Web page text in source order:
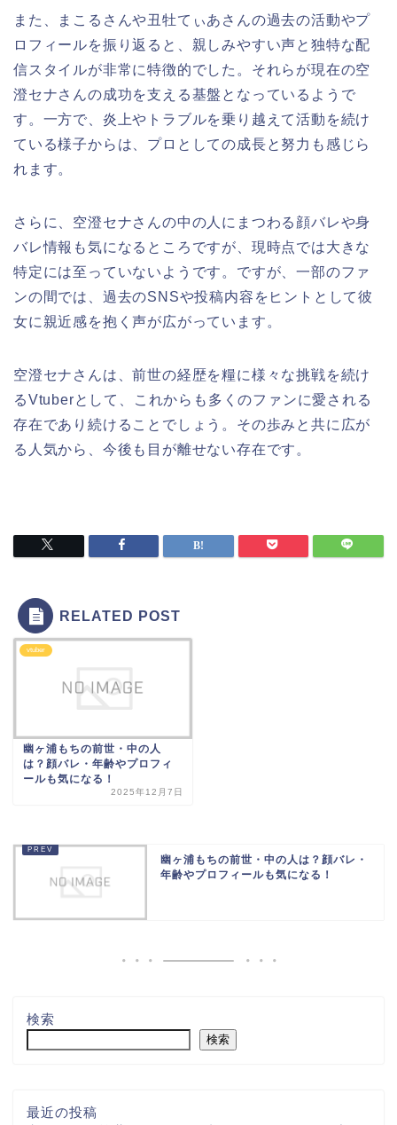
また、まこるさんや丑牡てぃあさんの過去の活動やプ
ロフィールを振り返ると、親しみやすい声と独特な配
信スタイルが非常に特徴的でした。それらが現在の空
澄セナさんの成功を支える基盤となっているようで
す。一方で、炎上やトラブルを乗り越えて活動を続け
ている様子からは、プロとしての成長と努力も感じら
れます。
さらに、空澄セナさんの中の人にまつわる顔バレや身
バレ情報も気になるところですが、現時点では大きな
特定には至っていないようです。ですが、一部のファ
ンの間では、過去のSNSや投稿内容をヒントとして彼
女に親近感を抱く声が広がっています。
空澄セナさんは、前世の経歴を糧に様々な挑戦を続け
るVtuberとして、これからも多くのファンに愛される
存在であり続けることでしょう。その歩みと共に広が
る人気から、今後も目が離せない存在です。
RELATED POST
vtuber
幽ヶ浦もちの前世・中の人
は？顔バレ・年齢やプロフィ
ールも気になる！
2025年12月7日
幽ヶ浦もちの前世・中の人は？顔バレ・
年齢やプロフィールも気になる！
検索
検索
最近の投稿